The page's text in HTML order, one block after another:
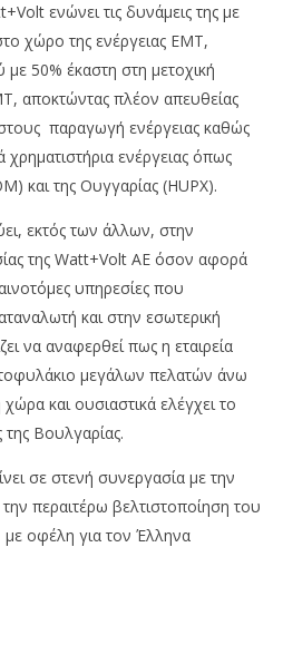
ενώνει τις δυνάμεις της με
χώρο της ενέργειας ΕΜΤ,
50% έκαστη στη μετοχική
αποκτώντας πλέον απευθείας
παραγωγή ενέργειας καθώς
χρηματιστήρια ενέργειας όπως
και της Ουγγαρίας (HUPX).
εκτός των άλλων, στην
της Watt+Volt ΑΕ όσον αφορά
υπηρεσίες που
και στην εσωτερική
να αναφερθεί πως η εταιρεία
μεγάλων πελατών άνω
και ουσιαστικά ελέγχει το
Βουλγαρίας.
σε στενή συνεργασία με την
περαιτέρω βελτιστοποίηση του
με οφέλη για τον Έλληνα